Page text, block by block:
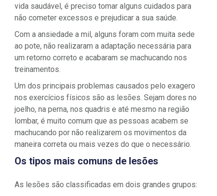
vida saudável, é preciso tomar alguns cuidados para
não cometer excessos e prejudicar a sua saúde.
Com a ansiedade a mil, alguns foram com muita sede
ao pote, não realizaram a adaptação necessária para
um retorno correto e acabaram se machucando nos
treinamentos.
Um dos principais problemas causados pelo exagero
nos exercícios físicos são as lesões. Sejam dores no
joelho, na perna, nos quadris e até mesmo na região
lombar, é muito comum que as pessoas acabem se
machucando por não realizarem os movimentos da
maneira correta ou mais vezes do que o necessário.
Os tipos mais comuns de lesões
As lesões são classificadas em dois grandes grupos: